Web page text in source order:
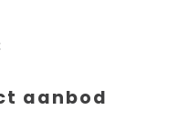
aanbod